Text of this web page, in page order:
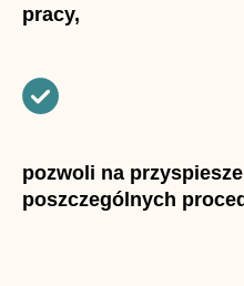
pracy,
pozwoli na
poszczególnych